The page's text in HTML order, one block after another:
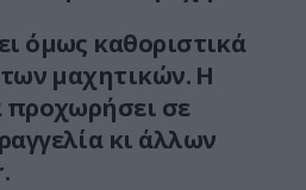
όμως καθοριστικά
μαχητικών. Η
προχωρήσει σε
κι άλλων